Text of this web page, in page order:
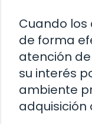
Cuando
de forma
atención
su interés
ambiente
adquisición